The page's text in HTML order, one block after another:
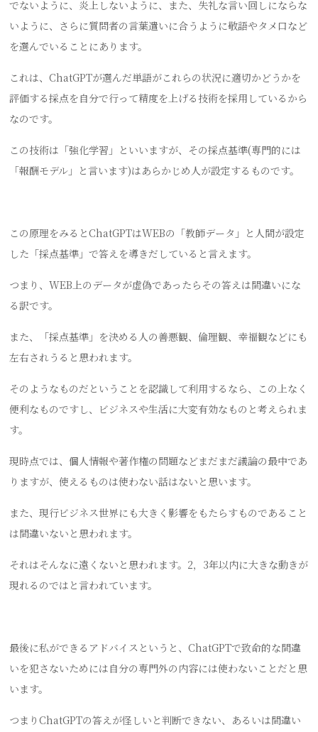
でないように、炎上しないように、また、失礼な言い回しにならな
いように、さらに質問者の言葉遣いに合うように敬語やタメ口など
を選んでいることにあります。
これは、ChatGPTが選んだ単語がこれらの状況に適切かどうかを
評価する採点を自分で行って精度を上げる技術を採用しているから
なのです。
この技術は「強化学習」といいますが、その採点基準(専門的には
「報酬モデル」と言います)はあらかじめ人が設定するものです。
この原理をみるとChatGPTはWEBの「教師データ」と人間が設定
した「採点基準」で答えを導きだしていると言えます。
つまり、WEB上のデータが虚偽であったらその答えは間違いにな
る訳です。
また、「採点基準」を決める人の善悪観、倫理観、幸福観などにも
左右されうると思われます。
そのようなものだということを認識して利用するなら、この上なく
便利なものですし、ビジネスや生活に大変有効なものと考えられま
す。
現時点では、個人情報や著作権の問題などまだまだ議論の最中であ
りますが、使えるものは使わない話はないと思います。
また、現行ビジネス世界にも大きく影響をもたらすものであること
は間違いないと思われます。
それはそんなに遠くないと思われます。2，3年以内に大きな動きが
現れるのではと言われています。
最後に私ができるアドバイスというと、ChatGPTで致命的な間違
いを犯さないためには自分の専門外の内容には使わないことだと思
います。
つまりChatGPTの答えが怪しいと判断できない、あるいは間違い